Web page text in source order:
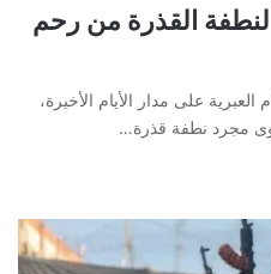
القذرة من رحم
على مدار الأيام الأخيرة،
مجرد نطفة قذرة…